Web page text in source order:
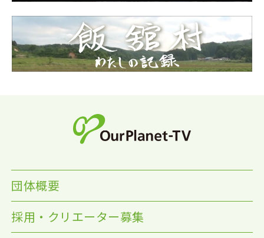
団体概要
採用・クリエーター募集